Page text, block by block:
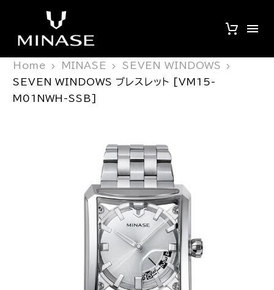
Home MINASE
SEVEN WINDOWS
SEVEN WINDOWS ブレスレット [VM15-
M01NWH-SSB]